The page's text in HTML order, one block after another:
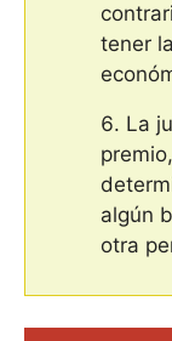
tener
La
algún
otra